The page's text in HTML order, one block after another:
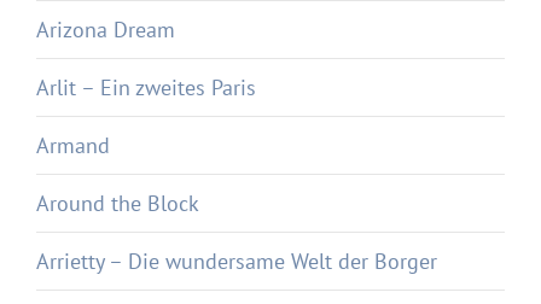
Arizona Dream
Arlit – Ein zweites Paris
Armand
Around the Block
Arrietty – Die wundersame Welt der Borger